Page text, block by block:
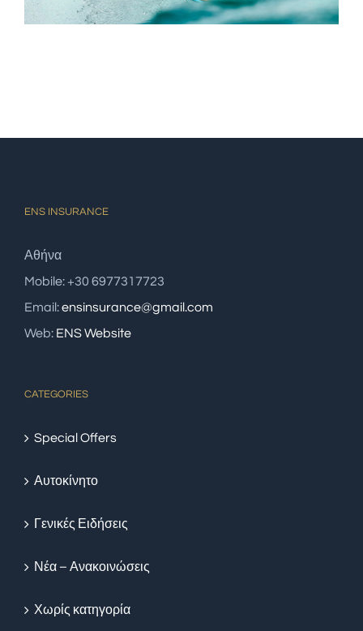
ENS INSURANCE
Αθήνα
Mobile: +30 6977317723
Email:ensinsurance@gmail.com
Web: ENS Website
CATEGORIES
Special Offers
Αυτοκίνητο
Γενικές Ειδήσεις
Νέα – Ανακοινώσεις
Χωρίς κατηγορία